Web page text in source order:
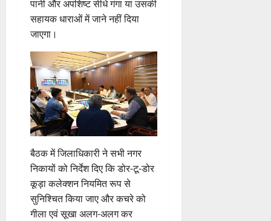
पानी और अपशिष्ट सीधे गंगा या उसकी
सहायक धाराओं में जाने नहीं दिया
जाएगा।
बैठक में जिलाधिकारी ने सभी नगर
निकायों को निर्देश दिए कि डोर-टू-डोर
कूड़ा कलेक्शन नियमित रूप से
सुनिश्चित किया जाए और कचरे को
गीला एवं सूखा अलग-अलग कर